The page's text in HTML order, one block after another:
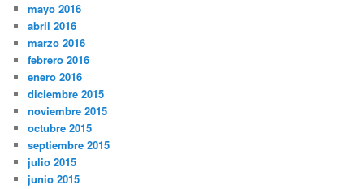
mayo 2016
abril 2016
marzo 2016
febrero 2016
enero 2016
diciembre 2015
noviembre 2015
octubre 2015
septiembre 2015
julio 2015
junio 2015